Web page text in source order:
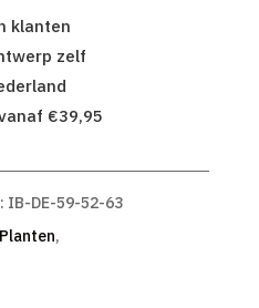
klanten
zelf
€39,95
IB-DE-59-52-63
,